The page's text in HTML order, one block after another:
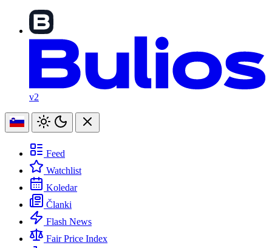
v2
Feed
Watchlist
Koledar
Članki
Flash News
Fair Price Index